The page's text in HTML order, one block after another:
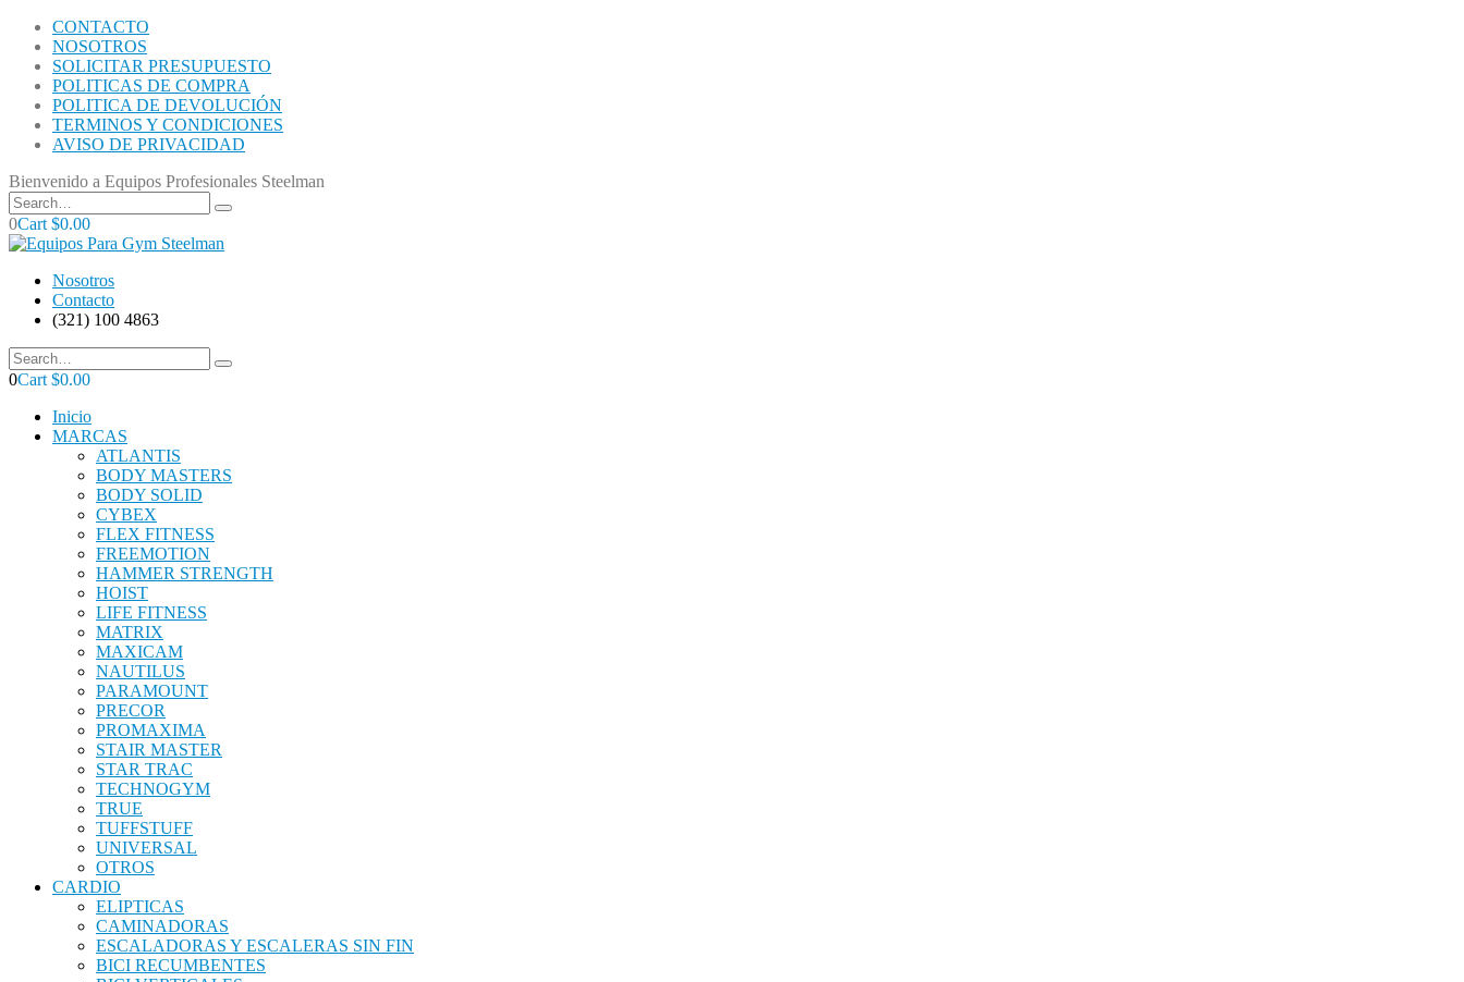
CONTACTO
NOSOTROS
SOLICITAR PRESUPUESTO
POLITICAS DE COMPRA
POLITICA DE DEVOLUCIÓN
TERMINOS Y CONDICIONES
AVISO DE PRIVACIDAD
Bienvenido a Equipos Profesionales Steelman
0Cart $0.00
Nosotros
Contacto
(321) 100 4863
0Cart $0.00
Inicio
MARCAS
ATLANTIS
BODY MASTERS
BODY SOLID
CYBEX
FLEX FITNESS
FREEMOTION
HAMMER STRENGTH
HOIST
LIFE FITNESS
MATRIX
MAXICAM
NAUTILUS
PARAMOUNT
PRECOR
PROMAXIMA
STAIR MASTER
STAR TRAC
TECHNOGYM
TRUE
TUFFSTUFF
UNIVERSAL
OTROS
CARDIO
ELIPTICAS
CAMINADORAS
ESCALADORAS Y ESCALERAS SIN FIN
BICI RECUMBENTES